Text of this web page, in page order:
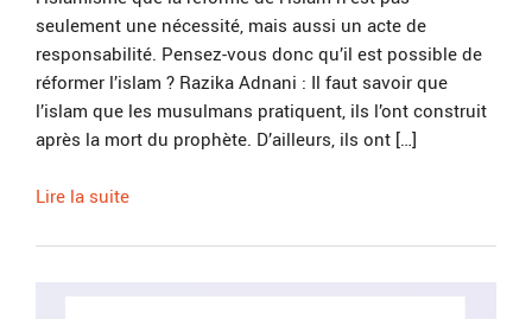
seulement une nécessité, mais aussi un acte de
responsabilité. Pensez-vous donc qu’il est possible de
réformer l’islam ? Razika Adnani : Il faut savoir que
l’islam que les musulmans pratiquent, ils l’ont construit
après la mort du prophète. D’ailleurs, ils ont […]
Lire la suite